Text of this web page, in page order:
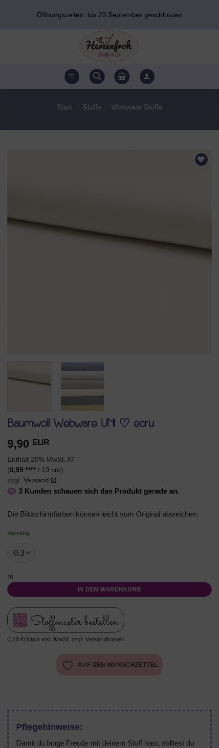
Öffnungszeiten: bis 20.September geschlossen
Start Stoffe Webware Stoffe
Baumwoll Webware UNI ♡ ecru
9,90 EUR
Enthält 20% MwSt. AT
(0,99 EUR / 10 cm)
zzgl. Versand
3 Kunden schauen sich das Produkt gerade an.
Die Bildschirmfarben können leicht vom Original abweichen.
Vorrätig
m
IN DEN WARENKORB
Stoffmuster bestellen
0,50 €/Stück inkl. MwSt. zzgl. Versandkosten
AUF DEN WUNSCHZETTEL
Pflegehinweise:
Damit du lange Freude mit deinem Stoff hast, solltest du